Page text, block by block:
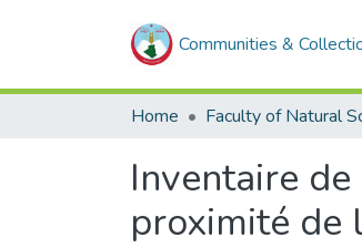
Communities &
Home
Inventaire
proximité de